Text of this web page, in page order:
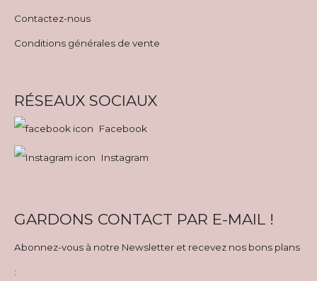
Contactez-nous
Conditions générales de vente
RÉSEAUX SOCIAUX
Facebook
Instagram
GARDONS CONTACT PAR E-MAIL !
Abonnez-vous à notre Newsletter et recevez nos bons plans
: